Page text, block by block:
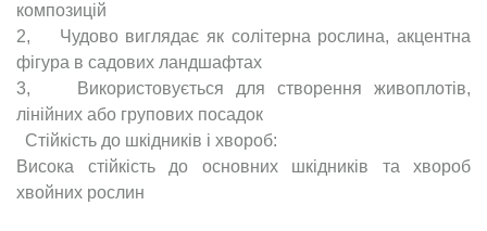
композицій
2, Чудово виглядає як солітерна рослина, акцентна
фігура в садових ландшафтах
3, Використовується для створення живоплотів,
лінійних або групових посадок
Стійкість до шкідників і хвороб:
Висока стійкість до основних шкідників та хвороб
хвойних рослин